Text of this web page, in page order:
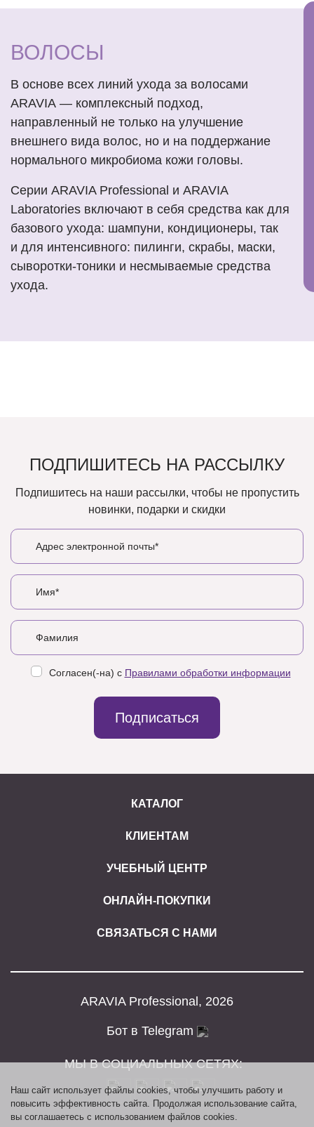
ВОЛОСЫ
В основе всех линий ухода за волосами
ARAVIA — комплексный подход,
направленный не только на улучшение
внешнего вида волос, но и на поддержание
нормального микробиома кожи головы.
Серии ARAVIA Professional и ARAVIA
Laboratories включают в себя средства как для
базового ухода: шампуни, кондиционеры, так
и для интенсивного: пилинги, скрабы, маски,
сыворотки-тоники и несмываемые средства
ухода.
ПОДПИШИТЕСЬ НА РАССЫЛКУ
Подпишитесь на наши рассылки, чтобы не пропустить
новинки, подарки и скидки
Согласен(-на) с Правилами обработки информации
Подписаться
КАТАЛОГ
КЛИЕНТАМ
УЧЕБНЫЙ ЦЕНТР
ОНЛАЙН-ПОКУПКИ
СВЯЗАТЬСЯ С НАМИ
ARAVIA Professional, 2026
Бот в Telegram
МЫ В СОЦИАЛЬНЫХ СЕТЯХ:
Наш сайт использует файлы cookies, чтобы улучшить работу и
повысить эффективность сайта. Продолжая использование сайта,
вы соглашаетесь с использованием файлов cookies.